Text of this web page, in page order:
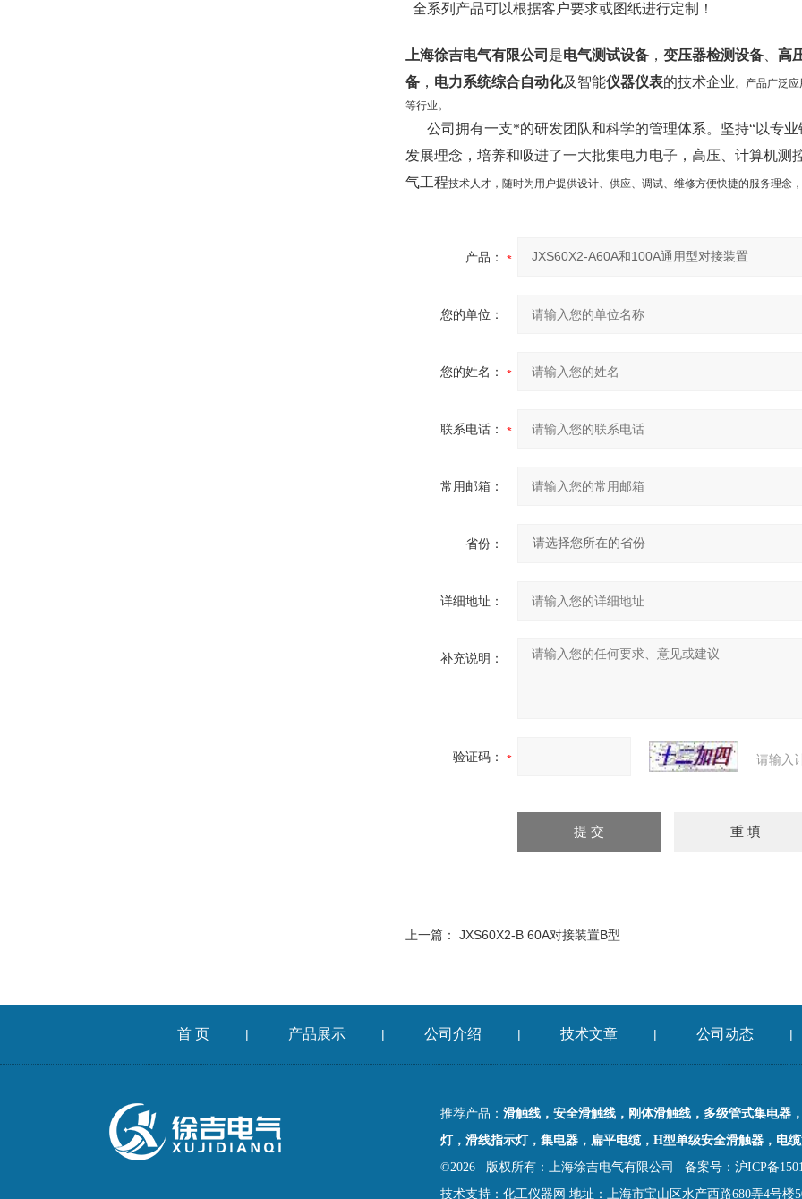
全系列产品可以根据客户要求或图纸进行定制！
上海徐吉电气有限公司 是电气测试设备 ， 变压器检测设备 高
备 ， 电力系统综合自动化及智能仪器仪表的技术企业。产品广泛
等行业。
公司拥有一支*的研发团队和科学的管理体系。坚持“以专业
发展理念，培养和吸进了一大批集电力电子，高压、计算机
气工程技术人才，随时为用户提供设计、供应、调试、维修方便快捷的服务理念
产品：
您的单位：
您的姓名：
联系电话：
常用邮箱：
省份：
详细地址：
补充说明：
验证码： 请输入
上一篇： JXS60X2-B 60A对接装置B型
首 页 | 产品展示 | 公司介绍 | 技术文章 | 公司动态 |
推荐产品： 滑触线，安全滑触线，刚体滑触线，多级管式集电器
灯，滑线指示灯，集电器，扁平电缆，H型单级安全滑触器，电
©2026 版权所有：上海徐吉电气有限公司 备案号：沪ICP备
技术支持： 化工仪器网 地址：上海市宝山区水产西路680弄4号楼